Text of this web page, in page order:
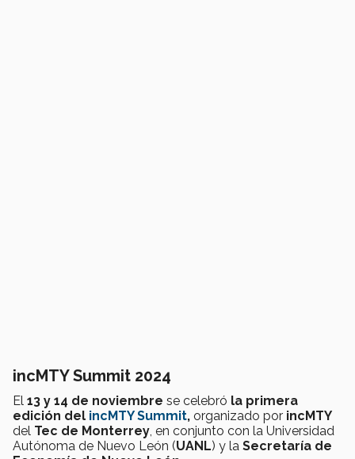
incMTY Summit 2024
El 13 y 14 de noviembre se celebró la primera
edición del incMTY Summit, organizado por incMTY
del Tec de Monterrey, en conjunto con la Universidad
Autónoma de Nuevo León (UANL) y la Secretaría de